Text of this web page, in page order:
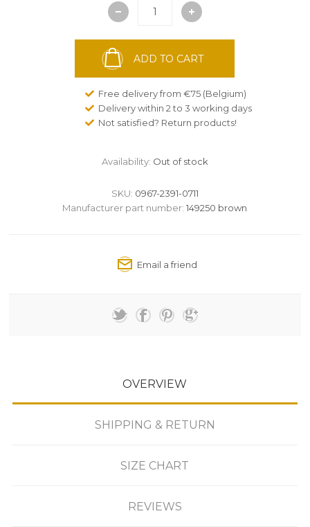
ADD TO CART
Free delivery from €75 (Belgium)
Delivery within 2 to 3 working days
Not satisfied? Return products!
Availability: Out of stock
SKU: 0967-2391-0711
Manufacturer part number: 149250 brown
OVERVIEW
SHIPPING & RETURN
SIZE CHART
REVIEWS